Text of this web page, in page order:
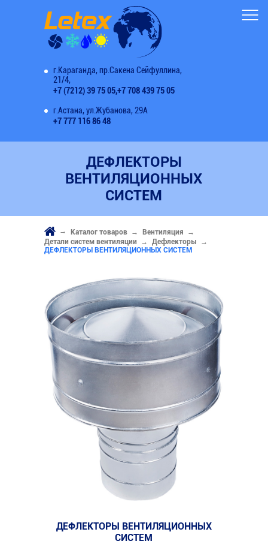
г.Караганда, пр.Сакена Сейфуллина,
21/4,
+7 (7212) 39 75 05,+7 708 439 75 05
г.Астана, ул.Жубанова, 29А
+7 777 116 86 48
ДЕФЛЕКТОРЫ
ВЕНТИЛЯЦИОННЫХ
СИСТЕМ
Каталог товаров
Вентиляция
Детали систем вентиляции
Дефлекторы
ДЕФЛЕКТОРЫ ВЕНТИЛЯЦИОННЫХ СИСТЕМ
ДЕФЛЕКТОРЫ ВЕНТИЛЯЦИОННЫХ
СИСТЕМ